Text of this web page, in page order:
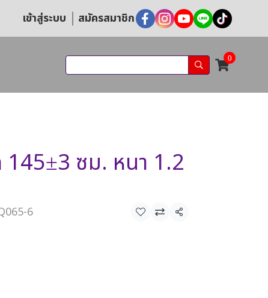
เข้าสู่ระบบ สมัครสมาชิก
0
145±3 ซม. หนา 1.2
6 แชร์